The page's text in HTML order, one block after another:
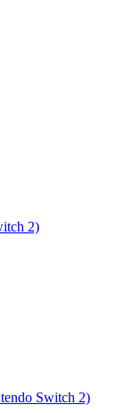
2)
Switch 2)